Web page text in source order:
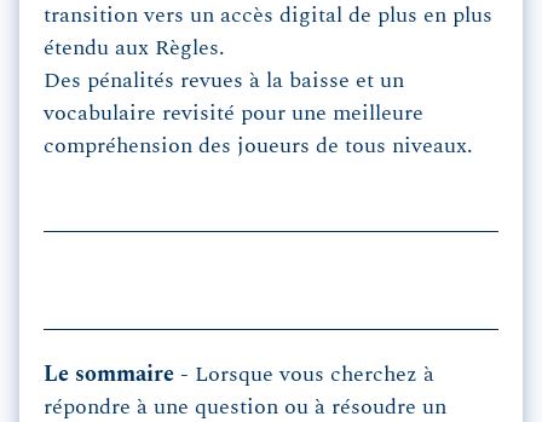
transition vers un accès digital de plus en plus
étendu aux Règles.
Des pénalités revues à la baisse et un
vocabulaire revisité pour une meilleure
compréhension des joueurs de tous niveaux.
Le sommaire - Lorsque vous cherchez à
répondre à une question ou à résoudre un